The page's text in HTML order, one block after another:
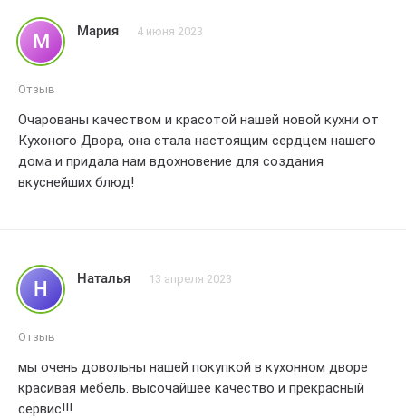
М Мария 4 июня 2023
Отзыв
Очарованы качеством и красотой нашей новой кухни от
Кухоного Двора, она стала настоящим сердцем нашего
дома и придала нам вдохновение для создания
вкуснейших блюд!
Н Наталья 13 апреля 2023
Отзыв
мы очень довольны нашей покупкой в кухонном дворе
красивая мебель. высочайшее качество и прекрасный
сервис!!!